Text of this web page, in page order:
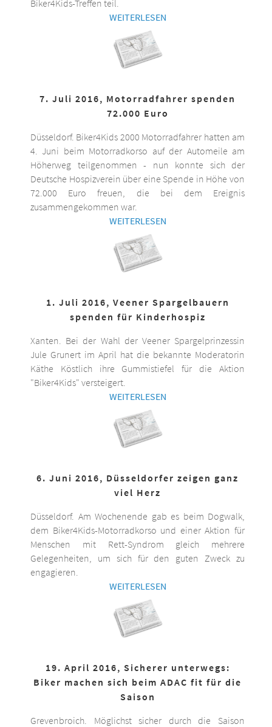
Biker4Kids-Treffen teil.
WEITERLESEN
7. Juli 2016, Motorradfahrer spenden
72.000 Euro
Düsseldorf. Biker4Kids 2000 Motorradfahrer hatten am
4. Juni beim Motorradkorso auf der Automeile am
Höherweg teilgenommen - nun konnte sich der
Deutsche Hospizverein über eine Spende in Höhe von
72.000 Euro freuen, die bei dem Ereignis
zusammengekommen war.
WEITERLESEN
1. Juli 2016, Veener Spargelbauern
spenden für Kinderhospiz
Xanten. Bei der Wahl der Veener Spargelprinzessin
Jule Grunert im April hat die bekannte Moderatorin
Käthe Köstlich ihre Gummistiefel für die Aktion
"Biker4Kids" versteigert.
WEITERLESEN
6. Juni 2016, Düsseldorfer zeigen ganz
viel Herz
Düsseldorf. Am Wochenende gab es beim Dogwalk,
dem Biker4Kids-Motorradkorso und einer Aktion für
Menschen mit Rett-Syndrom gleich mehrere
Gelegenheiten, um sich für den guten Zweck zu
engagieren.
WEITERLESEN
19. April 2016, Sicherer unterwegs:
Biker machen sich beim ADAC fit für die
Saison
Grevenbroich. Möglichst sicher durch die Saison